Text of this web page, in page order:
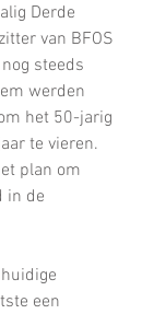
Derde
van BFOS
steeds
werden
het 50-jarig
te vieren.
plan om
in de
een